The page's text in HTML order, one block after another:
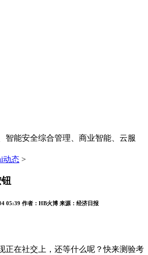
智能安全综合管理、商业智能、云服
动态 >
05:39 作者： HB火博 来源： 经济日报
在社交上，还等什么呢？快来测验考